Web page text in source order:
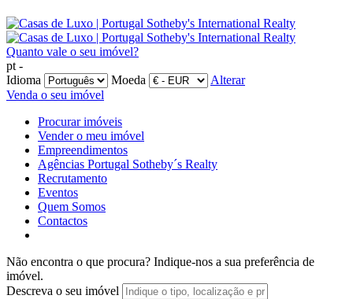
Quanto vale o seu imóvel?
pt -
Idioma
Moeda
Alterar
Venda o seu imóvel
Procurar imóveis
Vender o meu imóvel
Empreendimentos
Agências Portugal Sotheby´s Realty
Recrutamento
Eventos
Quem Somos
Contactos
Não encontra o que procura? Indique-nos a sua preferência de
imóvel.
Descreva o seu imóvel